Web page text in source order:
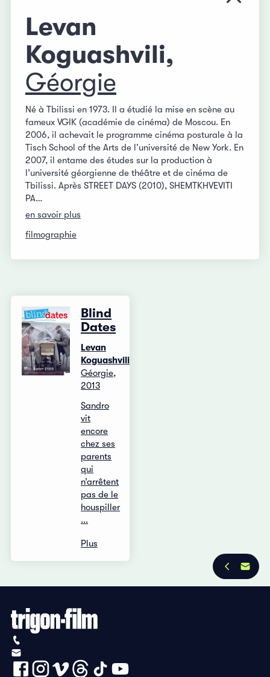
Levan
Koguashvili,
Géorgie
Né à Tbilissi en 1973. Il a étudié la mise en scène au
fameux VGIK (académie de cinéma) de Moscou. En
2006, il achevait le programme cinéma posturale à la
Tisch School of the Arts de l’université de New York. En
2007, il entame des études sur la production à
l’université géorgienne de théâtre et de cinéma de
Tbilissi. Après STREET DAYS (2010), SHEMTKHVEVITI
PA…
en savoir plus
filmographie
Blind
Dates
Levan
Koguashvili
Géorgie,
2013
Sandro
vit
encore
chez ses
parents
qui
n’arrêtent
pas de le
houspiller
...
Plus